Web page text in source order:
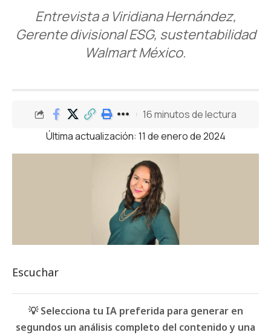
Entrevista a Viridiana Hernández,
Gerente divisional ESG, sustentabilidad
Walmart México.
Última actualización: 11 de enero de 2024
16 minutos de lectura
Escuchar
💡 Selecciona tu IA preferida para generar en
segundos un análisis completo del contenido y una